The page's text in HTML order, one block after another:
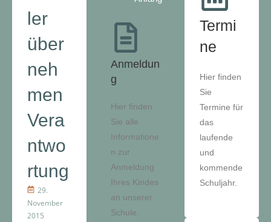
Anmeldun
g
Hier finden
Sie alle
Informatione
n zur
Anmeldung
Ihres Kindes
an unserer
Schule.
ler
über
neh
men
Vera
ntwo
rtung
29.
November
2015
Termi
ne
Hier finden
Sie
Termine für
das
laufende
und
kommende
Schuljahr.